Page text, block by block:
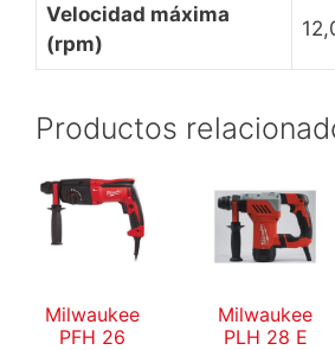
Velocidad máxima
(rpm)
Productos
Milwaukee
PFH 26
Milwaukee
PLH 28 E